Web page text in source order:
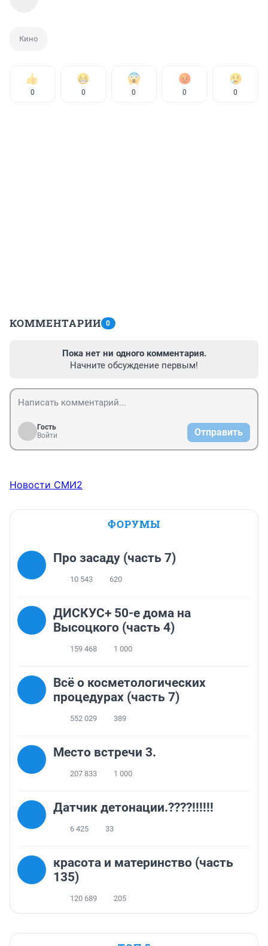
Кино
0 0 0 0 0
КОММЕНТАРИИ 0
Пока нет ни одного комментария.
Начните обсуждение первым!
Гость
Войти
Отправить
Новости СМИ2
ФОРУМЫ
Про засаду (часть 7)
10 543 620
ДИСКУС+ 50-е дома на
Высоцкого (часть 4)
159 468 1 000
Всё о косметологических
процедурах (часть 7)
552 029 389
Место встречи 3.
207 833 1 000
Датчик детонации.????!!!!!!
6 425 33
красота и материнство (часть
135)
120 689 205